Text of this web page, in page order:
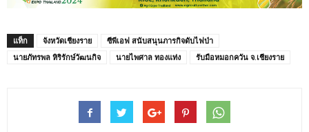
แท็ก จังหวัดเชียงราย
ซีพีเอฟ สนับสนุนภารกิจดับไฟป่า
นายภัทรพล หิริรักษ์วัฒนกิจ
นายไพศาล ทองแท่ง รับมือหมอกควัน จ.เชียงราย